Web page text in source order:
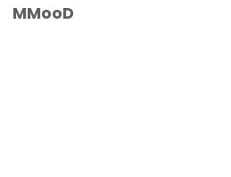
MMooD